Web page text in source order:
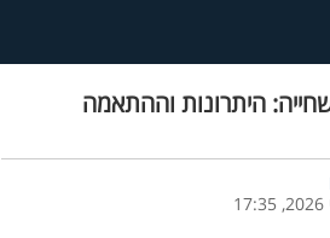
היתרונות וההתאמה